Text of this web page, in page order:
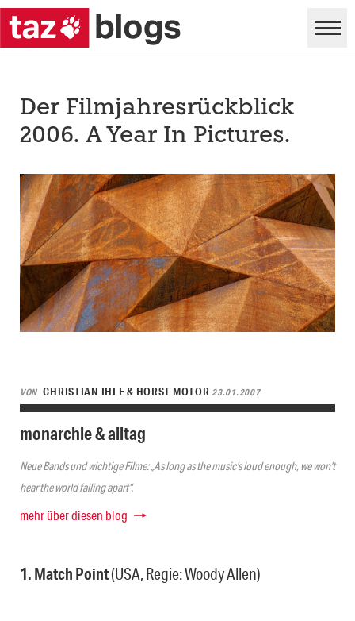
Der Filmjahresrückblick
2006. A Year In Pictures.
VON CHRISTIAN IHLE & HORST MOTOR23.01.2007
monarchie & alltag
Neue Bands und wichtige Filme: „As long as the music’s loud enough, we won’t
hear the world falling apart“.
mehr über diesen blog
1. Match Point(USA, Regie: Woody Allen)